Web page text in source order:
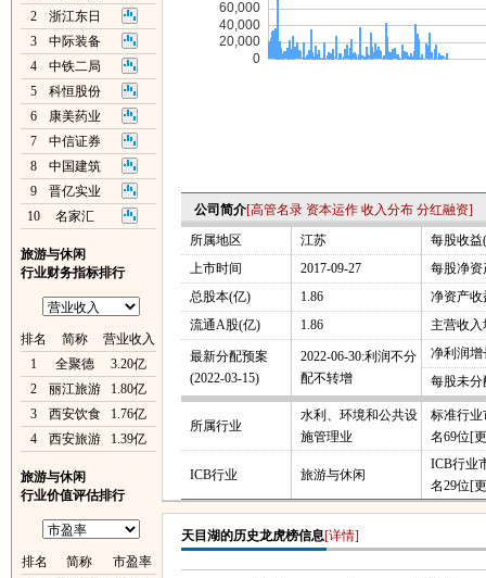
2
浙江东日
3
中际装备
4
中铁二局
5
科恒股份
6
康美药业
7
中信证券
8
中国建筑
9
晋亿实业
10
名家汇
旅游与休闲
行业财务指标排行
排名 简称
营业收入
1
全聚德
3.20亿
2
丽江旅游
1.80亿
3
西安饮食
1.76亿
4
西安旅游 1.39亿
旅游与休闲
行业价值评估排行
排名 简称
市盈率
公司简介[高管名录 资本运作 收入分布 分红融资]
所属地区
江苏
每股收益
上市时间
2017-09-27
每股净资
总股本(亿)
1.86
净资产收
流通A股(亿)
1.86 主营收入
最新分配预案
(2022-03-15)
2022-06-30:利润不分
配不转增
净利润增
每股未分
所属行业
水利、环境和公共设
施管理业
标准行业
名69位[
ICB行业 旅游与休闲
ICB行业
名29位[
天目湖的历史龙虎榜信息[详情]